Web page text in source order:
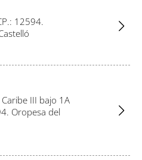
12594.
III bajo 1A
Oropesa del